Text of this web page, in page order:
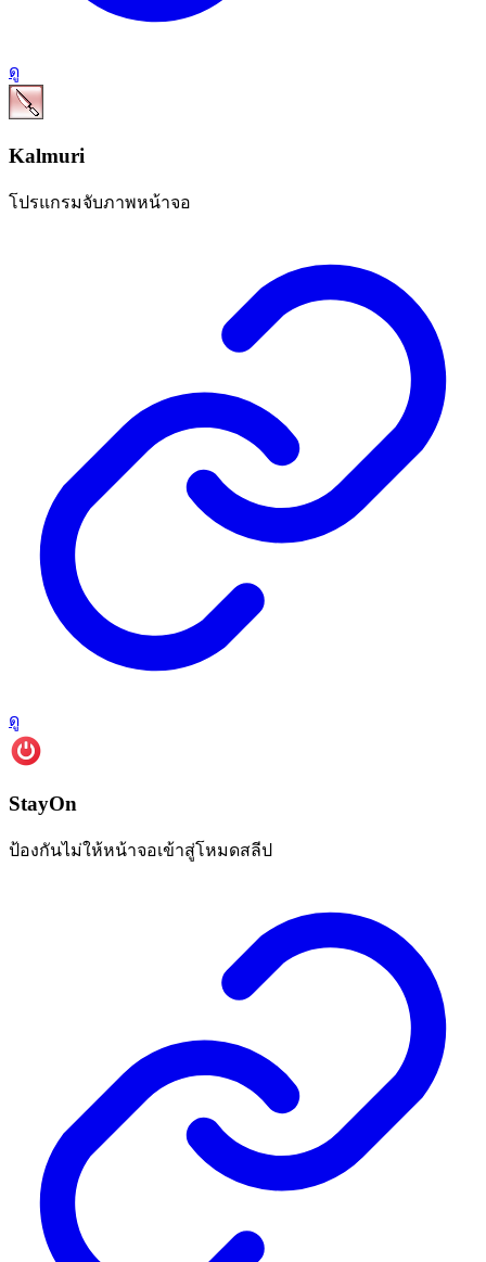
ดู
Kalmuri
โปรแกรมจับภาพหน้าจอ
ดู
StayOn
ป้องกันไม่ให้หน้าจอเข้าสู่โหมดสลีป